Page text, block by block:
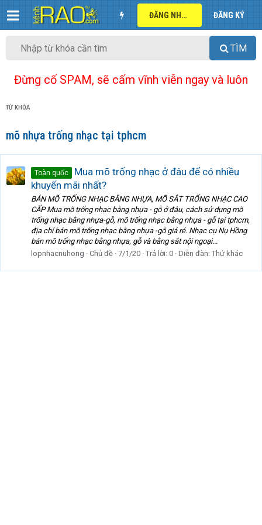
ĐĂNG NHẬP ĐĂNG KÝ
TÌM
Đừng cố SPAM, sẽ cấm vĩnh viễn ngay và luôn
TỪ KHÓA
mõ nhựa trống nhạc tại tphcm
Toàn quốc
Mua mõ trống nhạc ở đâu để có nhiều
khuyến mãi nhất?
BÁN MÕ TRỐNG NHẠC BẰNG NHỰA, MÕ SẮT TRỐNG NHẠC CAO
CẤP Mua mõ trống nhạc bằng nhựa - gỗ ở đâu, cách sử dụng mõ
trống nhạc bằng nhựa-gỗ, mõ trống nhạc bằng nhựa - gỗ tại tphcm,
địa chỉ bán mõ trống nhạc bằng nhựa -gỗ giá rẻ. Nhạc cụ Nụ Hồng
bán mõ trống nhạc bằng nhựa, gỗ và bằng sắt nội ngoại...
lopnhacnuhong
Chủ đề 7/1/20 Trả lời: 0 Diễn đàn: Thứ khác